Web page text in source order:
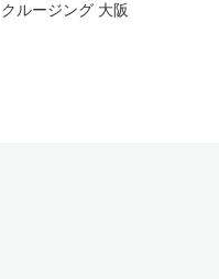
クルージング 大阪